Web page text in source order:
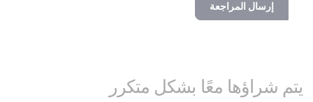
إرسال المراجعة
يتم شراؤها معًا بشكل متكرر